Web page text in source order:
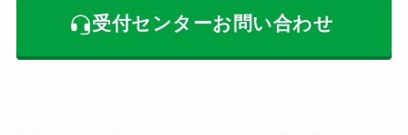
受付センターお問い合わせ